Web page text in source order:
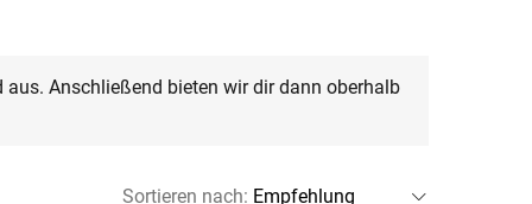
Anschließend bieten wir dir dann oberhalb
Sortieren nach: